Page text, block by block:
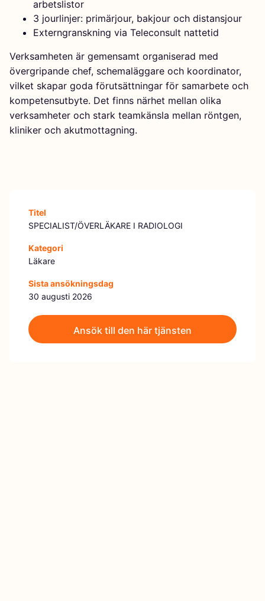
arbetslistor
3 jourlinjer: primärjour, bakjour och distansjour
Externgranskning via Teleconsult nattetid
Verksamheten är gemensamt organiserad med
övergripande chef, schemaläggare och koordinator,
vilket skapar goda förutsättningar för samarbete och
kompetensutbyte. Det finns närhet mellan olika
verksamheter och stark teamkänsla mellan röntgen,
kliniker och akutmottagning.
Titel
SPECIALIST/ÖVERLÄKARE I RADIOLOGI
Kategori
Läkare
Sista ansökningsdag
30 augusti 2026
Ansök till den här tjänsten